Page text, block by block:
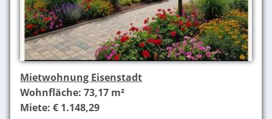
Mietwohnung Eisenstadt
Wohnfläche: 73,17 m²
Miete: € 1.148,29